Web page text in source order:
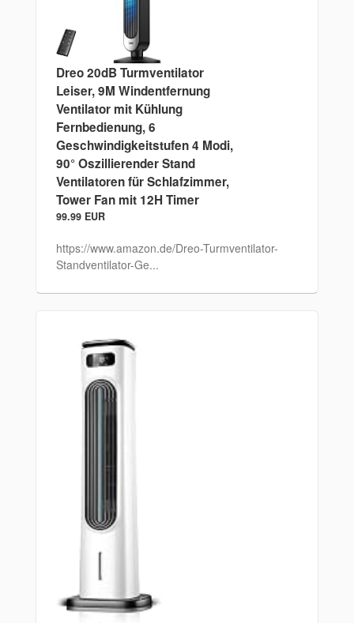
Dreo 20dB Turmventilator
Leiser, 9M Windentfernung
Ventilator mit Kühlung
Fernbedienung, 6
Geschwindigkeitstufen 4 Modi,
90° Oszillierender Stand
Ventilatoren für Schlafzimmer,
Tower Fan mit 12H Timer
99.99 EUR
https://www.amazon.de/Dreo-Turmventilator-
Standventilator-Ge...